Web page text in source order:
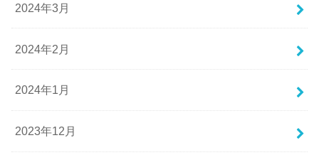
2024年3月
2024年2月
2024年1月
2023年12月